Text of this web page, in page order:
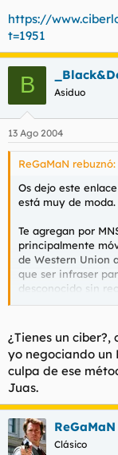
https://
t=1951
B Asiduo
13 Ago 2004
ReGaMaN rebuznó:
Os dejo este
está muy de moda.
Te agregan por
principalmente
de Western Union
que ser infraser
desconocido sin
saber de él.
En especial hay un
está haciendo
https://
¿Tienes un
yo negociando un
culpa de ese
Juas.
ReGaMaN
Clásico